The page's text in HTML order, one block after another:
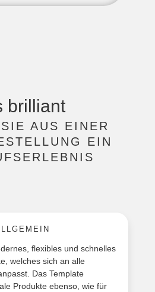
brilliant
AUS EINER
EIN
flexibles und schnelles
welches sich an alle
Das Template
Produkte ebenso, wie für